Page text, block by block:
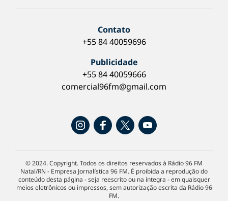
Contato
+55 84 40059696
Publicidade
+55 84 40059666
comercial96fm@gmail.com
© 2024. Copyright. Todos os direitos reservados à Rádio 96 FM
Natal/RN - Empresa Jornalística 96 FM. É proibida a reprodução do
conteúdo desta página - seja reescrito ou na íntegra - em quaisquer
meios eletrônicos ou impressos, sem autorização escrita da Rádio 96
FM.